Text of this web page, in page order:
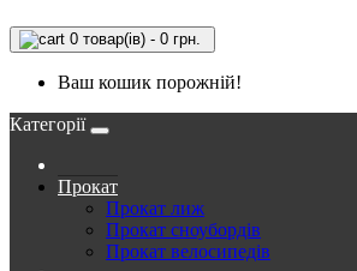
0 товар(ів) - 0 грн.
Ваш кошик порожній!
Категорії
Прокат
Прокат лиж
Прокат сноубордів
Прокат велосипедів